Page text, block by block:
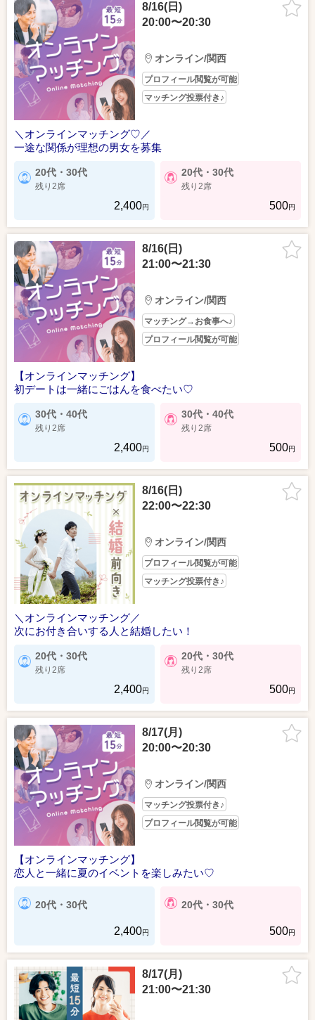
8/16(日)
20:00〜20:30
オンライン/関西
プロフィール閲覧が可能
マッチング投票付き♪
＼オンラインマッチング♡／
一途な関係が理想の男女を募集
20代・30代
残り2席
2,400円
20代・30代
残り2席
500円
8/16(日)
21:00〜21:30
オンライン/関西
マッチング→お食事へ♪
プロフィール閲覧が可能
【オンラインマッチング】
初デートは一緒にごはんを食べたい♡
30代・40代
残り2席
2,400円
30代・40代
残り2席
500円
8/16(日)
22:00〜22:30
オンライン/関西
プロフィール閲覧が可能
マッチング投票付き♪
＼オンラインマッチング／
次にお付き合いする人と結婚したい！
20代・30代
残り2席
2,400円
20代・30代
残り2席
500円
8/17(月)
20:00〜20:30
オンライン/関西
マッチング投票付き♪
プロフィール閲覧が可能
【オンラインマッチング】
恋人と一緒に夏のイベントを楽しみたい♡
20代・30代
2,400円
20代・30代
500円
8/17(月)
21:00〜21:30